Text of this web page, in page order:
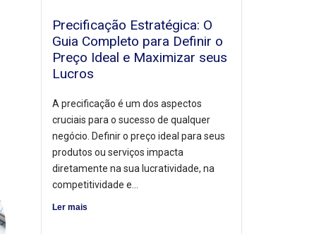
Precificação Estratégica: O
Guia Completo para Definir o
Preço Ideal e Maximizar seus
Lucros
A precificação é um dos aspectos
cruciais para o sucesso de qualquer
negócio. Definir o preço ideal para seus
produtos ou serviços impacta
diretamente na sua lucratividade, na
competitividade e...
Ler mais